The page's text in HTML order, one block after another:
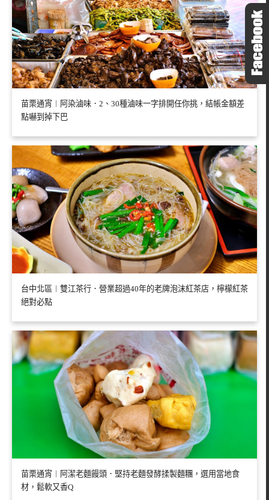
苗栗通宵︱阿染滷味．2、30種滷味一字排開任你挑，結帳金額差
點嚇到掉下巴
台中北區︱雙江茶行．營業超過40年的老牌泡沫紅茶店，檸檬紅茶
絕對必點
苗栗通宵︱阿潔老麵饅頭．堅持老麵發酵揉製麵糰，選用當地食
材，鬆軟又香Q